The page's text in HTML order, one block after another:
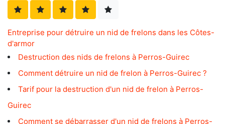
Entreprise pour détruire un nid de frelons dans les Côtes-
d'armor
Destruction des nids de frelons à Perros-Guirec
Comment détruire un nid de frelon à Perros-Guirec ?
Tarif pour la destruction d'un nid de frelon à Perros-
Guirec
Comment se débarrasser d'un nid de frelons à Perros-